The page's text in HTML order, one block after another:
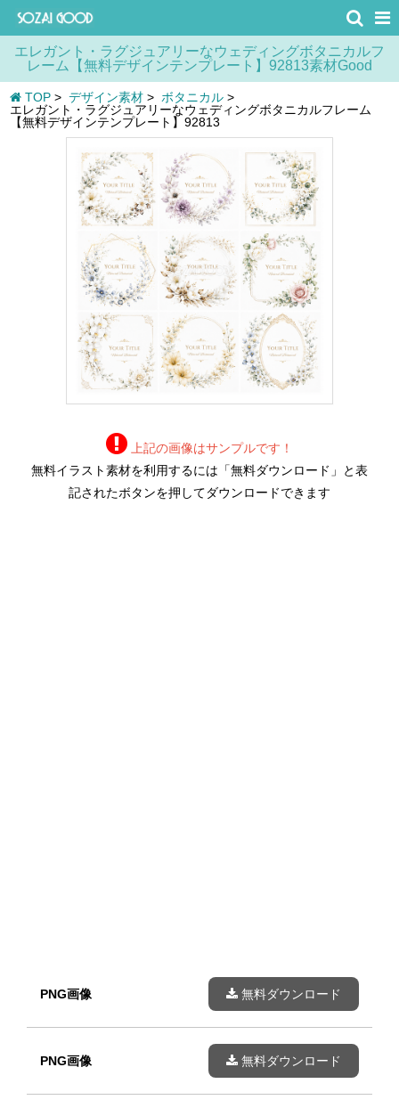
エレガント・ラグジュアリーなウェディングボタニカルフ
レーム【無料デザインテンプレート】92813素材Good
TOP > デザイン素材 > ボタニカル >
エレガント・ラグジュアリーなウェディングボタニカルフレーム
【無料デザインテンプレート】92813
上記の画像はサンプルです！
無料イラスト素材を利用するには「無料ダウンロード」と表
記されたボタンを押してダウンロードできます
PNG画像 無料ダウンロード
PNG画像 無料ダウンロード